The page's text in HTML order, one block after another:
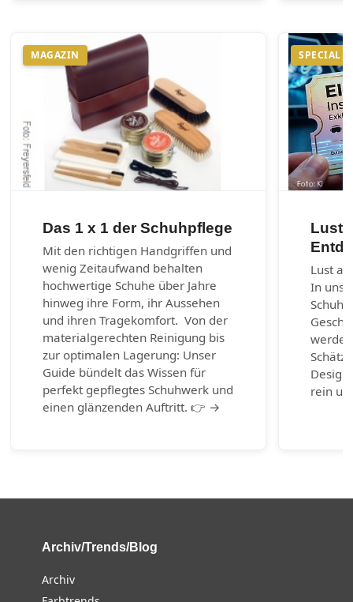
MAGAZIN
Das 1 x 1 der Schuhpflege
Mit den richtigen Handgriffen und
wenig Zeitaufwand behalten
hochwertige Schuhe über Jahre
hinweg ihre Form, ihr Aussehen
und ihren Tragekomfort. Von der
materialgerechten Reinigung bis
zur optimalen Lagerung: Unser
Guide bündelt das Wissen für
perfekt gepflegtes Schuhwerk und
einen glänzenden Auftritt. 👉 →
SPECIAL
Lust
Lust
In
rein
Archiv/Trends/Blog
Archiv